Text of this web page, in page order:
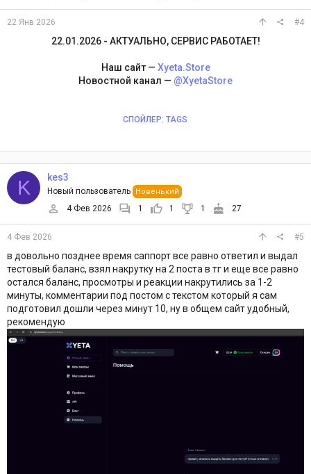
22 Янв 2026 #4
22.01.2026 - АКТУАЛЬНО, СЕРВИС РАБОТАЕТ!
Наш сайт — Xyeta.Store
Новостной канал — @XyetaStore
СПОЙЛЕР: TAGS
K kes3
Новый пользователь Новенький
4 Фев 2026 1 1 1 27
4 Фев 2026 #5
в довольно позднее время саппорт все равно ответил и выдал
тестовый баланс, взял накрутку на 2 поста в тг и еще все равно
остался баланс, просмотры и реакции накрутились за 1-2
минуты, комментарии под постом с текстом который я сам
подготовил дошли через минут 10, ну в общем сайт удобный,
рекомендую